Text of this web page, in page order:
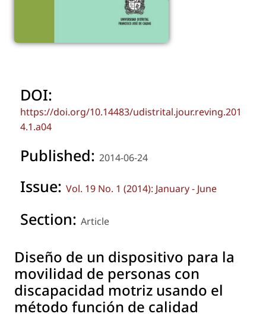
DOI:
https://doi.org/10.14483/udistrital.jour.reving.201
4.1.a04
Published: 2014-06-24
Issue: Vol. 19 No. 1 (2014): January - June
Section: Article
Diseño de un dispositivo para la
movilidad de personas con
discapacidad motriz usando el
método función de calidad